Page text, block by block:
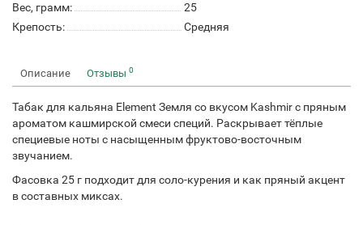
Вес, грамм:
25
Крепость:
Средняя
Описание Отзывы 0
Табак для кальяна Element Земля со вкусом Kashmir с пряным
ароматом кашмирской смеси специй. Раскрывает тёплые
специевые ноты с насыщенным фруктово-восточным
звучанием.
Фасовка 25 г подходит для соло-курения и как пряный акцент
в составных миксах.